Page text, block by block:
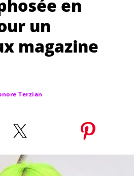
en
un
magazine
Terzian